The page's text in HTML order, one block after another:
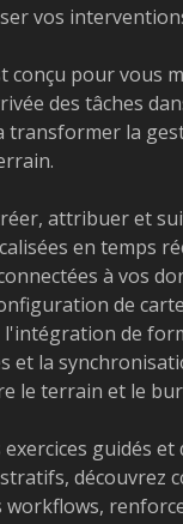
vos
conçu pour vous
des tâches
transformer la
attribuer et
en temps
à vos
de
de
et la
le terrain et le
guidés et
découvrez
workflows,